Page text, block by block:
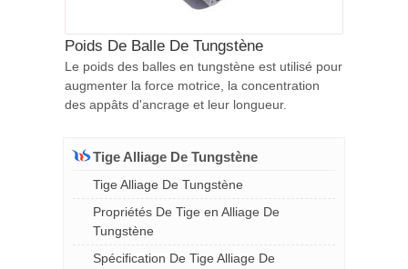
Poids De Balle De Tungstène
Le poids des balles en tungstène est utilisé pour
augmenter la force motrice, la concentration
des appâts d'ancrage et leur longueur.
Tige Alliage De Tungstène
Tige Alliage De Tungstène
Propriétés De Tige en Alliage De
Tungstène
Spécification De Tige Alliage De